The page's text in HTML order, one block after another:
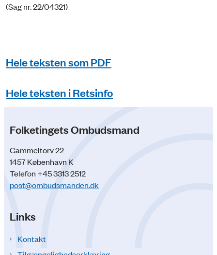
(Sag nr. 22/04321)
Hele teksten som PDF
Hele teksten i Retsinfo
Folketingets Ombudsmand
Gammeltorv 22
1457 København K
Telefon +45 3313 2512
post@ombudsmanden.dk
Links
Kontakt